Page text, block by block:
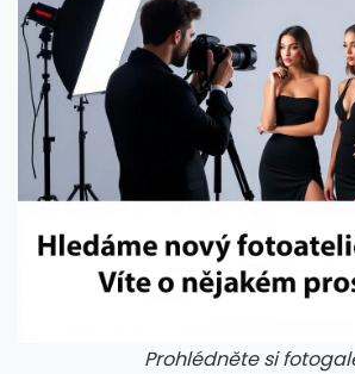
Prohlédněte si